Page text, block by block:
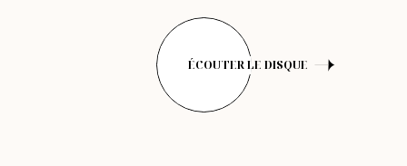
ÉCOUTER LE DISQUE